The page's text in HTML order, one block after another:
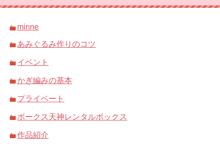
minne
あみぐるみ作りのコツ
イベント
かぎ編みの基本
プライベート
ボークス天神レンタルボックス
作品紹介